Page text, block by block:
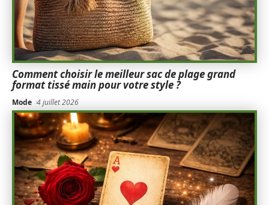
Comment choisir le meilleur sac de plage grand
format tissé main pour votre style ?
Mode 4 juillet 2026